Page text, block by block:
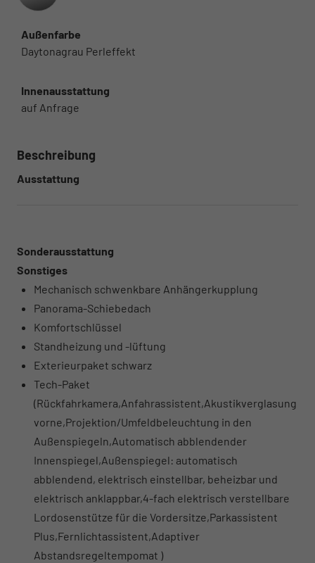
Außenfarbe
Daytonagrau Perleffekt
Innenausstattung
auf Anfrage
Beschreibung
Ausstattung
Sonderausstattung
Sonstiges
Mechanisch schwenkbare Anhängerkupplung
Panorama-Schiebedach
Komfortschlüssel
Standheizung und -lüftung
Exterieurpaket schwarz
Tech-Paket
(Rückfahrkamera,Anfahrassistent,Akustikverglasung
vorne,Projektion/Umfeldbeleuchtung in den
Außenspiegeln,Automatisch abblendender
Innenspiegel,Außenspiegel: automatisch
abblendend, elektrisch einstellbar, beheizbar und
elektrisch anklappbar,4-fach elektrisch verstellbare
Lordosenstütze für die Vordersitze,Parkassistent
Plus,Fernlichtassistent,Adaptiver
Abstandsregeltempomat )